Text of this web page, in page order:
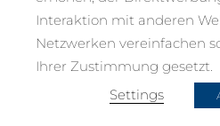
Interaktion mit anderen
Netzwerken vereinfachen
Ihrer Zustimmung gesetzt.
Settings